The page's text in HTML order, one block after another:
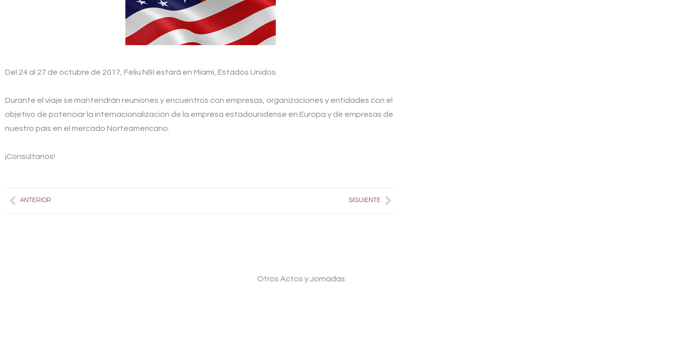
Del 24 al 27 de octubre de 2017, Feliu N&I estará en Miami, Estados Unidos.
Durante el viaje se mantendrán reuniones y encuentros con empresas, organizaciones y entidades con el
objetivo de potenciar la internacionalización de la empresa estadounidense en Europa y de empresas de
nuestro país en el mercado Norteamericano.
¡Consúltanos!
Prev
ANTERIOR SIGUIENTENext
Otros Actos y Jornadas